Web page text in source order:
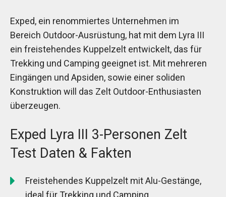
Exped, ein renommiertes Unternehmen im
Bereich Outdoor-Ausrüstung, hat mit dem Lyra III
ein freistehendes Kuppelzelt entwickelt, das für
Trekking und Camping geeignet ist. Mit mehreren
Eingängen und Apsiden, sowie einer soliden
Konstruktion will das Zelt Outdoor-Enthusiasten
überzeugen.
Exped Lyra III 3-Personen Zelt
Test Daten & Fakten
Freistehendes Kuppelzelt mit Alu-Gestänge,
ideal für Trekking und Camping